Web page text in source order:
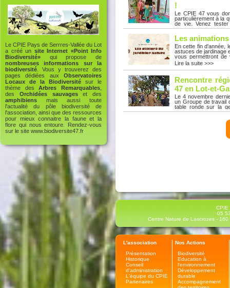
Le CPIE Pays de Serrres-Vallée du Lot
a créé un site Internet «Point Info
Biodiversité» qui propose de
nombreuses informations sur la
biodiversité . Vous y trouverez des
pages dédiées aux Observatoires
Locaux de la Biodiversité sur le
thème desArbres Remarquables
des Orchidées sauvageset des
amphibiens mais aussi toute
l'actualité du pôle biodiversité de
l'association, ainsi que des ressources
pour mieux connaitre la faune et la
flore qui nous entoure. Rendez-vous
sur le site www.biodiversite47.fr
des expositions de
05 53 36 73 34
!
Le CPIE 47 vous
particulièrement à la
de vie. Venez
gestion sobre de la
l’équipe du CPIE 47
un mode de vie plus
jardin. Favoriser
écologique
nous :- Du
expositions de
Lire la suite >>>
Les
En cette fin d'année,
astuces de jardinage
vous permettront
repos.Les
Croisière à deux
d'Histoire Samedi
balade nature et
Samedi 18 octobre
novembre à 10h -
Villeneuve-sur-Lot
on se dépêc'Haie ?
mail à
Lire la suite >>>
Rencontre
47 en Lot-et-
Le 4 novembre
un Groupe de travail
table ronde sur la
Conseil
depuis plus de 30
à la mairie de
Lire la suite >>>
CPIE
05
Centre Nature de Lascrozes -
L'association
Présentation
Historique
Conseil
d'administration
L'équipe du CPIE
Partenaires
Nos Actions
Biodiversité
Education à
l'environnement
Développement
durable
Accompagnement